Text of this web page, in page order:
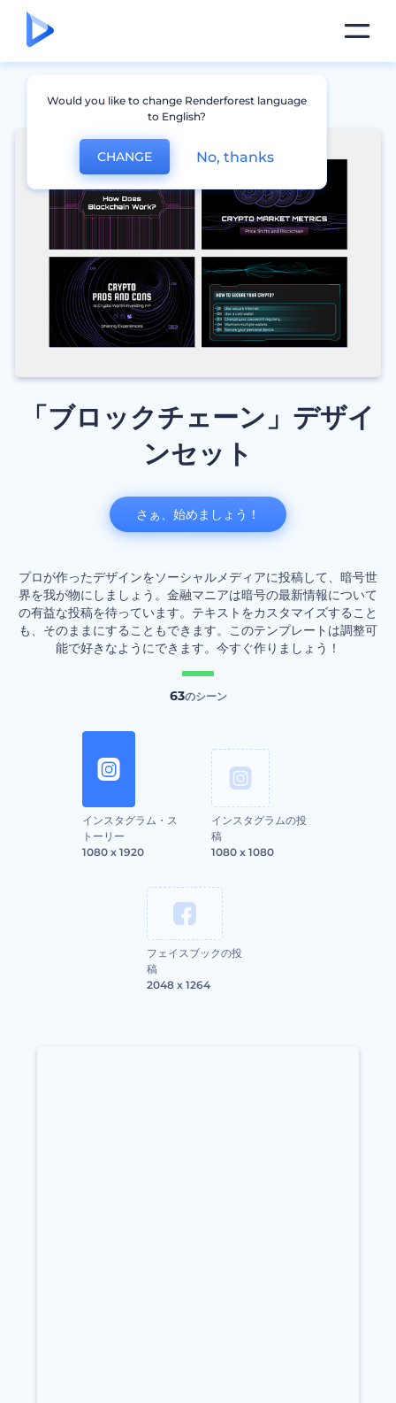
「ブロックチェーン」デザイ
ンセット
プロが作ったデザインをソーシャルメディアに投稿して、暗号世
界を我が物にしましょう。金融マニアは暗号の最新情報について
の有益な投稿を待っています。テキストをカスタマイズすること
も、そのままにすることもできます。このテンプレートは調整可
能で好きなようにできます。今すぐ作りましょう！
63のシーン
インスタグラム・ス
トーリー
1080 x 1920
インスタグラムの投
稿
1080 x 1080
フェイスブックの投
稿
2048 x 1264
さぁ、始めましょう！
Would you like to change Renderforest language
to English?
CHANGE No, thanks